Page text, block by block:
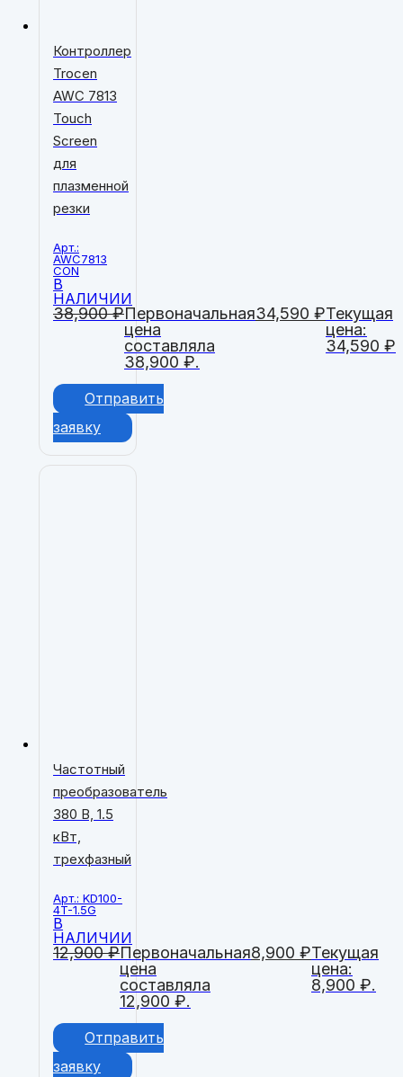
38,900₽Первоначальная
цена
составляла
38,900 ₽.
34,590 ₽Текущая
цена:
34,590 ₽.
Контроллер
Trocen
AWС 7813
Touch
Screen
для
плазменной
резки
Арт.:
AWC7813
CON
В
НАЛИЧИИ
Отправить
заявку
12,900₽Первоначальная
цена
составляла
12,900 ₽.
8,900 ₽Текущая
цена:
8,900 ₽.
Частотный
преобразователь
380 В, 1.5
кВт,
трехфазный
Арт.: KD100-
4T-1.5G
В
НАЛИЧИИ
Отправить
заявку